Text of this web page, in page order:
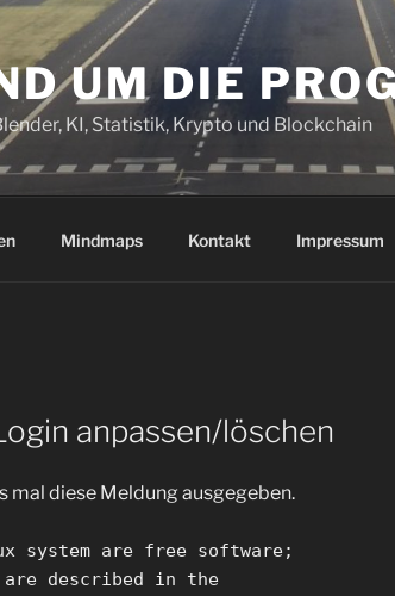
UM DIE
KI, Statistik, Krypto und Blockchain
Mindmaps Kontakt Impressum
anpassen/löschen
mal diese Meldung ausgegeben.
system are free software;
described in the